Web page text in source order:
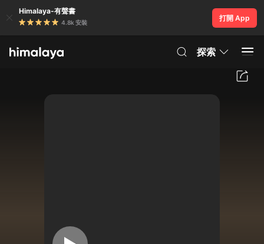
Himalaya-有聲書
4.8k 安裝
打開 App
探索